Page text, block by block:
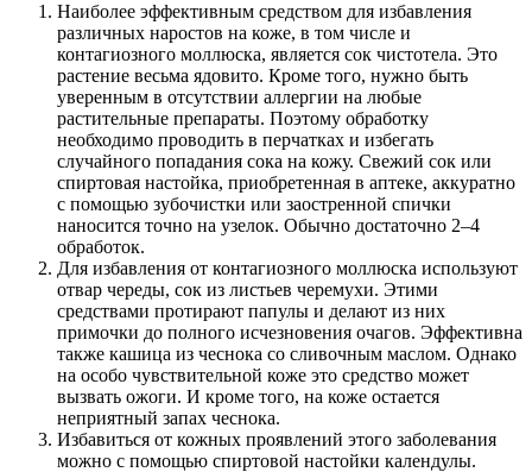
Наиболее эффективным средством для избавления
различных наростов на коже, в том числе и
контагиозного моллюска, является сок чистотела. Это
растение весьма ядовито. Кроме того, нужно быть
уверенным в отсутствии аллергии на любые
растительные препараты. Поэтому обработку
необходимо проводить в перчатках и избегать
случайного попадания сока на кожу. Свежий сок или
спиртовая настойка, приобретенная в аптеке, аккуратно
с помощью зубочистки или заостренной спички
наносится точно на узелок. Обычно достаточно 2–4
обработок.
Для избавления от контагиозного моллюска используют
отвар череды, сок из листьев черемухи. Этими
средствами протирают папулы и делают из них
примочки до полного исчезновения очагов. Эффективна
также кашица из чеснока со сливочным маслом. Однако
на особо чувствительной коже это средство может
вызвать ожоги. И кроме того, на коже остается
неприятный запах чеснока.
Избавиться от кожных проявлений этого заболевания
можно с помощью спиртовой настойки календулы.